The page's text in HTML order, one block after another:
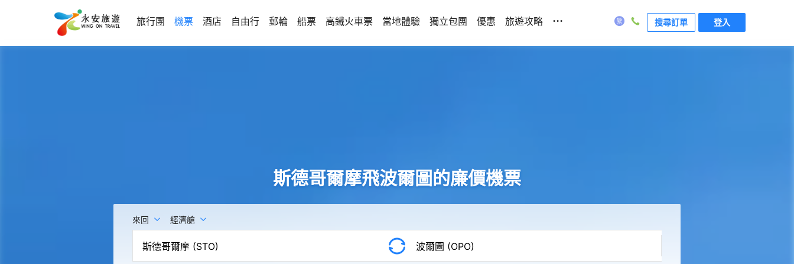
旅行團 機票 酒店 自由行 郵輪 船票 高鐵火車票 當地體驗 獨立包團 優惠 旅遊攻略 ... 搜尋訂單 登入
斯德哥爾摩飛波爾圖的廉價機票
來回 經濟艙